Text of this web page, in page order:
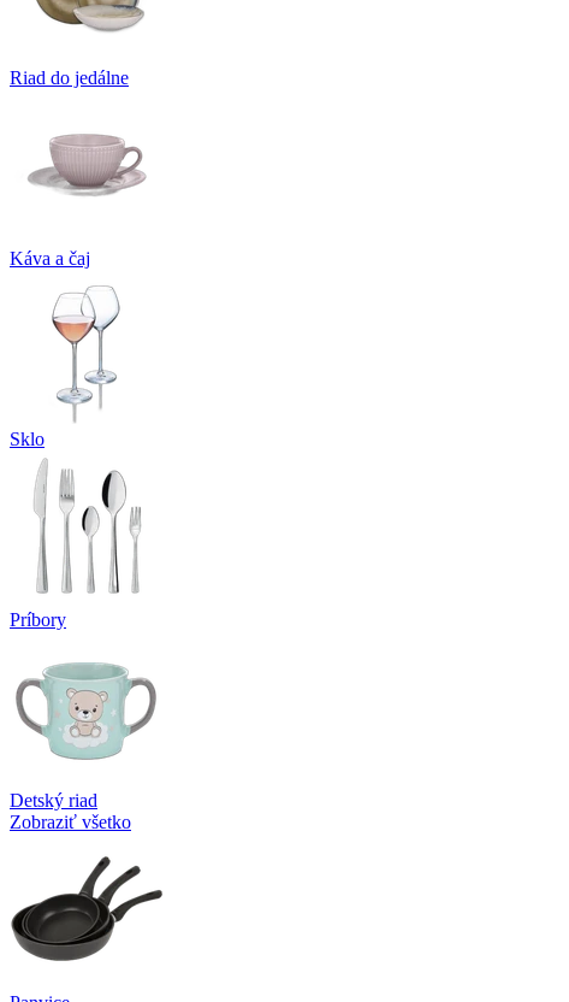
Riad do jedálne
Káva a čaj
Sklo
Príbory
Detský riad
Zobraziť všetko